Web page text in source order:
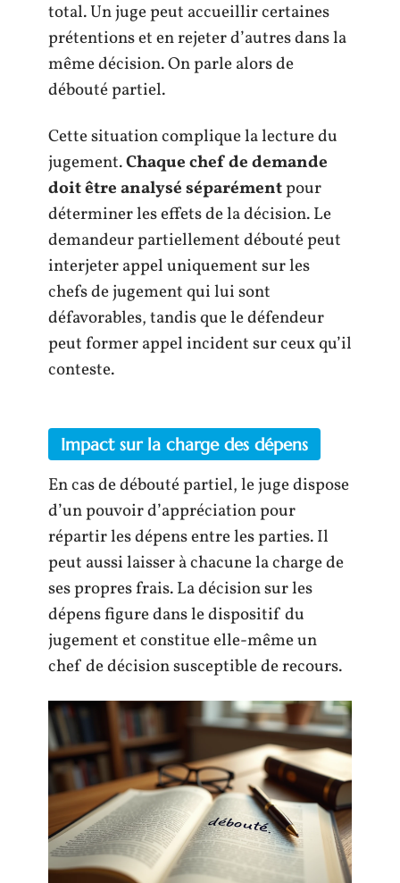
total. Un juge peut accueillir certaines
prétentions et en rejeter d’autres dans la
même décision. On parle alors de
débouté partiel.
Cette situation complique la lecture du
jugement.Chaque chef de demande
doit être analysé séparémentpour
déterminer les effets de la décision. Le
demandeur partiellement débouté peut
interjeter appel uniquement sur les
chefs de jugement qui lui sont
défavorables, tandis que le défendeur
peut former appel incident sur ceux qu’il
conteste.
Impact sur la charge des dépens
En cas de débouté partiel, le juge dispose
d’un pouvoir d’appréciation pour
répartir les dépens entre les parties. Il
peut aussi laisser à chacune la charge de
ses propres frais. La décision sur les
dépens figure dans le dispositif du
jugement et constitue elle-même un
chef de décision susceptible de recours.